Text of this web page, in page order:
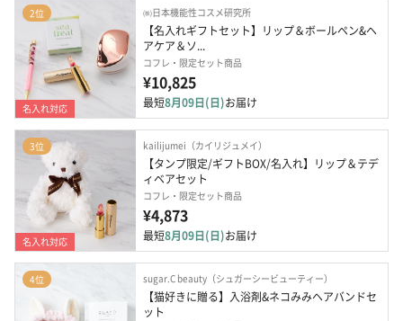
2位
名入れ対応
㈱日本機能性コスメ研究所
【名入れギフトセット】リップ＆ボールペン&ヘ
アケア＆ソ...
コフレ・限定セット商品
¥10,825
最短8月09日(日)お届け
3位
名入れ対応
kailijumei（カイリジュメイ）
【タンプ限定/ギフトBOX/名入れ】リップ＆テデ
ィベアセット
コフレ・限定セット商品
¥4,873
最短8月09日(日)お届け
4位 sugar.C beauty（シュガーシービューティー）
【猫好きに贈る】入浴剤&ネコみみヘアバンドセ
ット